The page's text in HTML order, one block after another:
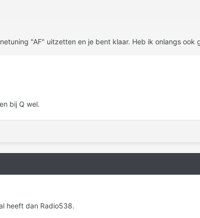
"AF" uitzetten en je bent klaar. Heb ik onlangs
bij Q wel.
heeft dan Radio538.